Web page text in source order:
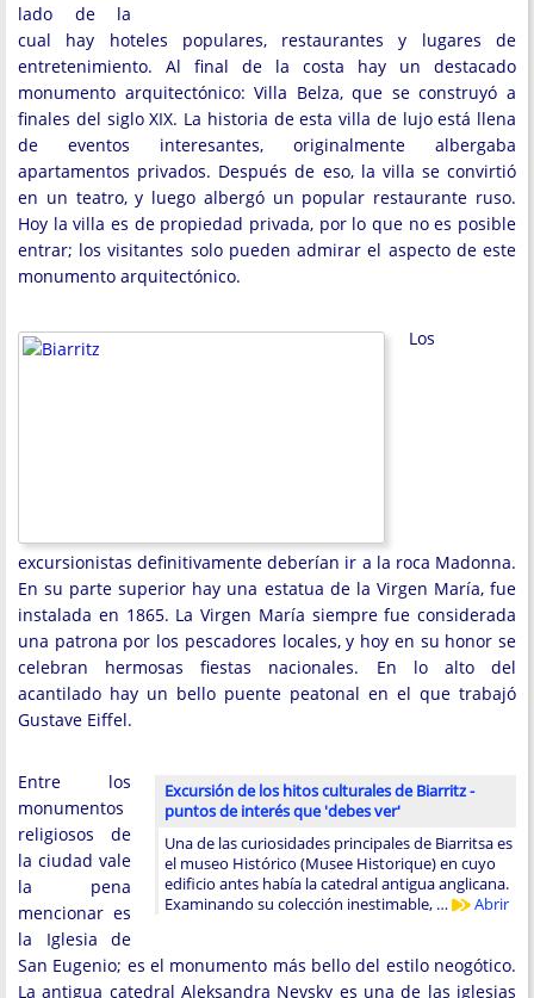
lado de la
cual hay hoteles populares, restaurantes y lugares de
entretenimiento. Al final de la costa hay un destacado
monumento arquitectónico: Villa Belza, que se construyó a
finales del siglo XIX. La historia de esta villa de lujo está llena
de eventos interesantes, originalmente albergaba
apartamentos privados. Después de eso, la villa se convirtió
en un teatro, y luego albergó un popular restaurante ruso.
Hoy la villa es de propiedad privada, por lo que no es posible
entrar; los visitantes solo pueden admirar el aspecto de este
monumento arquitectónico.
Los
excursionistas definitivamente deberían ir a la roca Madonna.
En su parte superior hay una estatua de la Virgen María, fue
instalada en 1865. La Virgen María siempre fue considerada
una patrona por los pescadores locales, y hoy en su honor se
celebran hermosas fiestas nacionales. En lo alto del
acantilado hay un bello puente peatonal en el que trabajó
Gustave Eiffel.
Excursión de los hitos culturales de Biarritz -
puntos de interés que 'debes ver'
Una de las curiosidades principales de Biarritsa es
el museo Histórico (Musee Historique) en cuyo
edificio antes había la catedral antigua anglicana.
Examinando su colección inestimable, …
Abrir
Entre los
monumentos
religiosos de
la ciudad vale
la pena
mencionar es
la Iglesia de
San Eugenio; es el monumento más bello del estilo neogótico.
La antigua catedral Aleksandra Nevsky es una de las iglesias